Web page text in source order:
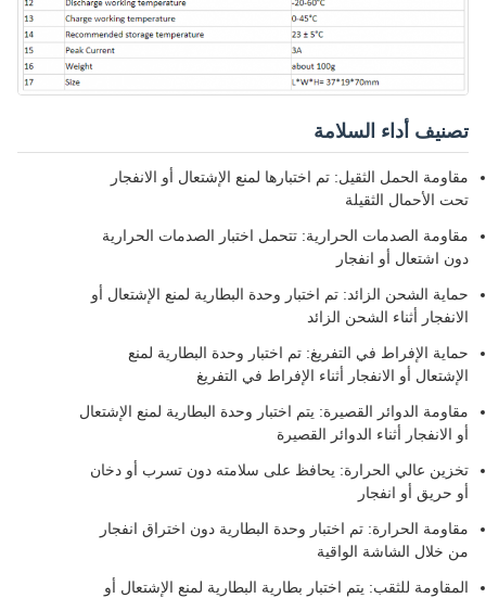
تصنيف أداء السلامة
مقاومة الحمل الثقيل: تم اختبارها لمنع الإشتعال أو الانفجار
تحت الأحمال الثقيلة
مقاومة الصدمات الحرارية: تتحمل اختبار الصدمات الحرارية
دون اشتعال أو انفجار
حماية الشحن الزائد: تم اختبار وحدة البطارية لمنع الإشتعال أو
الانفجار أثناء الشحن الزائد
حماية الإفراط في التفريغ: تم اختبار وحدة البطارية لمنع
الإشتعال أو الانفجار أثناء الإفراط في التفريغ
مقاومة الدوائر القصيرة: يتم اختبار وحدة البطارية لمنع الإشتعال
أو الانفجار أثناء الدوائر القصيرة
تخزين عالي الحرارة: يحافظ على سلامته دون تسرب أو دخان
أو حريق أو انفجار
مقاومة الحرارة: تم اختبار وحدة البطارية دون اختراق انفجار
من خلال الشاشة الواقية
المقاومة للثقب: يتم اختبار بطارية البطارية لمنع الإشتعال أو